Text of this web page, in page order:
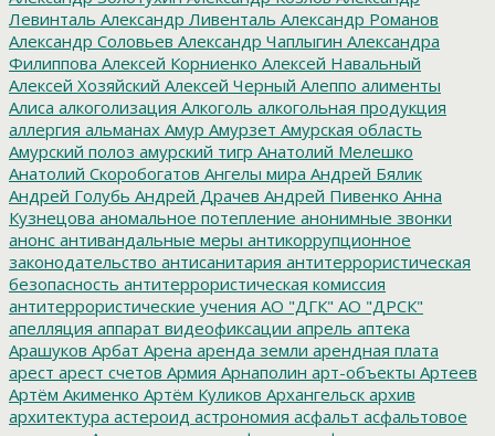
Левинталь Александр Ливенталь Александр Романов
Александр Соловьев Александр Чаплыгин Александра
Филиппова Алексей Корниенко Алексей Навальный
Алексей Хозяйский Алексей Черный Алеппо алименты
Алиса алкоголизация Алкоголь алкогольная продукция
аллергия альманах Амур Амурзет Амурская область
Амурский полоз амурский тигр Анатолий Мелешко
Анатолий Скоробогатов Ангелы мира Андрей Бялик
Андрей Голубь Андрей Драчев Андрей Пивенко Анна
Кузнецова аномальное потепление анонимные звонки
анонс антивандальные меры антикоррупционное
законодательство антисанитария антитеррористическая
безопасность антитеррористическая комиссия
антитеррористические учения АО "ДГК" АО "ДРСК"
апелляция аппарат видеофиксации апрель аптека
Арашуков Арбат Арена аренда земли арендная плата
арест арест счетов Армия Арнаполин арт-объекты Артеев
Артём Акименко Артём Куликов Архангельск архив
архитектура астероид астрономия асфальт асфальтовое